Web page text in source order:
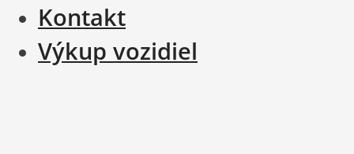
Kontakt
Výkup vozidiel